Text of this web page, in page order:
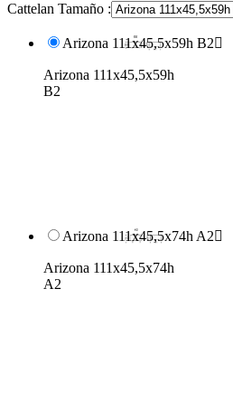
Cattelan Tamaño :
Arizona 111x45,5x59h B2
Arizona 111x45,5x59h
B2
Arizona 111x45,5x74h A2
Arizona 111x45,5x74h
A2